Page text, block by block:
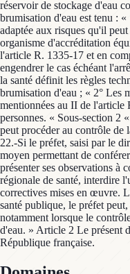
réservoir de stockage d'eau
brumisation d'eau est tenu :
adaptée aux risques qu'il
organisme d'accréditation
l'article R. 1335-17 et en
engendrer le cas échéant
la santé définit les règles
brumisation d'eau ; « 2° Les
mentionnées au II de l'article
personnes. « Sous-section 2
peut procéder au contrôle de
22.-Si le préfet, saisi par le
moyen permettant de
présenter ses observations à
régionale de santé, interdire
correctives mises en œuvre.
santé publique, le préfet
notamment lorsque le
d'eau. » Article 2 Le présent
République française.